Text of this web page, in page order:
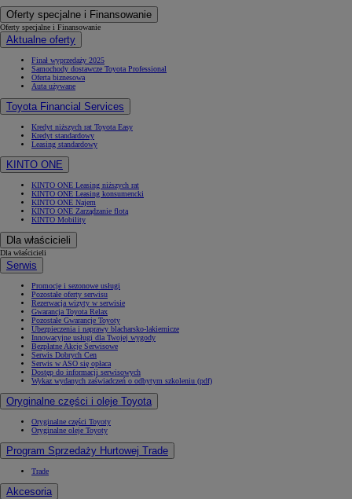
Oferty specjalne i Finansowanie
Oferty specjalne i Finansowanie
Aktualne oferty
Finał wyprzedaży 2025
Samochody dostawcze Toyota Professional
Oferta biznesowa
Auta używane
Toyota Financial Services
Kredyt niższych rat Toyota Easy
Kredyt standardowy
Leasing standardowy
KINTO ONE
KINTO ONE Leasing niższych rat
KINTO ONE Leasing konsumencki
KINTO ONE Najem
KINTO ONE Zarządzanie flotą
KINTO Mobility
Dla właścicieli
Dla właścicieli
Serwis
Promocje i sezonowe usługi
Pozostałe oferty serwisu
Rezerwacja wizyty w serwisie
Gwarancja Toyota Relax
Pozostałe Gwarancje Toyoty
Ubezpieczenia i naprawy blacharsko-lakiernicze
Innowacyjne usługi dla Twojej wygody
Bezpłatne Akcje Serwisowe
Serwis Dobrych Cen
Serwis w ASO się opłaca
Dostęp do informacji serwisowych
Wykaz wydanych zaświadczeń o odbytym szkoleniu (pdf)
Oryginalne części i oleje Toyota
Oryginalne części Toyoty
Oryginalne oleje Toyoty
Program Sprzedaży Hurtowej Trade
Trade
Akcesoria